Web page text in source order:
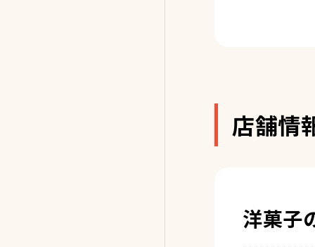
店舗情
洋菓子